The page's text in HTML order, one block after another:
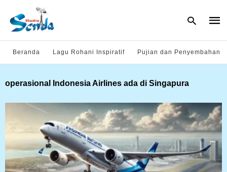
and
hit
Beranda Lagu Rohani Inspiratif Pujian dan Penyembahan
operasional Indonesia Airlines ada di Singapura